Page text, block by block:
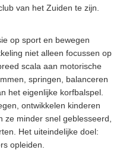
van het Zuiden te zijn.
op sport en bewegen
niet alleen focussen op
scala aan motorische
springen, balanceren
het eigenlijke korfbalspel.
ontwikkelen kinderen
ze minder snel geblesseerd,
Het uiteindelijke doel:
opleiden.